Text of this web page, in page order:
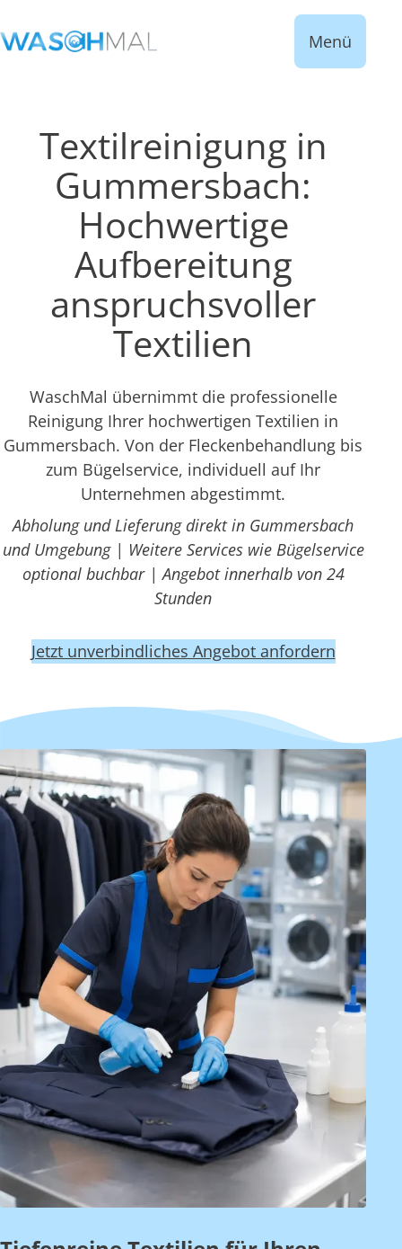
Menü
Textilreinigung in
Gummersbach:
Hochwertige
Aufbereitung
anspruchsvoller
Textilien
WaschMal übernimmt die professionelle
Reinigung Ihrer hochwertigen Textilien in
Gummersbach. Von der Fleckenbehandlung bis
zum Bügelservice, individuell auf Ihr
Unternehmen abgestimmt.
Abholung und Lieferung direkt in Gummersbach
und Umgebung | Weitere Services wie Bügelservice
optional buchbar | Angebot innerhalb von 24
Stunden
Jetzt unverbindliches Angebot anfordern